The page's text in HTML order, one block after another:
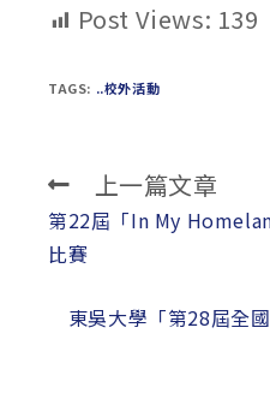
Post Views: 139
TAGS: ..校外活動
Read
more
articles
上一篇文章
第22屆「In My
比賽
東吳大學「第28屆全